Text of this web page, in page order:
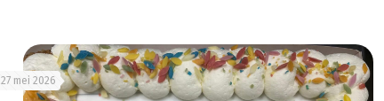
27 mei 2026